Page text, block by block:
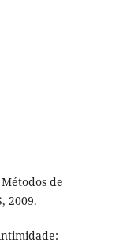
Métodos de
2009.